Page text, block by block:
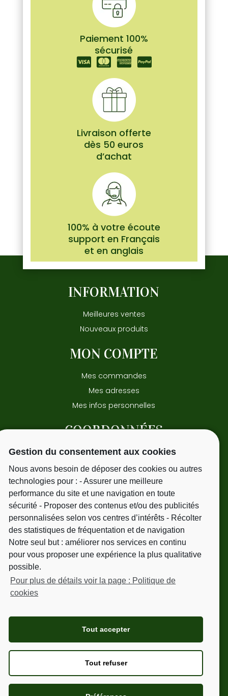
Paiement 100%
sécurisé
Livraison offerte
dès 50 euros
d’achat
100% à votre écoute
support en Français
et en anglais
INFORMATION
Meilleures ventes
Nouveaux produits
MON COMPTE
Mes commandes
Mes adresses
Mes infos personnelles
COORDONNÉES
15 avenue Pasteur
31220 - Cazeres
Tél.
06 09 51 25 41
NEWSLETTER
Votre adresse de messagerie est uniquement
utilisée pour vous envoyer les mailings. Vous
désabonnement intégré dans les mailings.
Pour en savoir plus, consultez nos mentions
Gestion du consentement aux cookies
Nous avons besoin de déposer des cookies ou autres
technologies pour : - Assurer une meilleure
performance du site et une navigation en toute
sécurité - Proposer des contenus et/ou des publicités
personnalisées selon vos centres d’intérêts - Récolter
des statistiques de fréquentation et de navigation
Notre seul but : améliorer nos services en continu
pour vous proposer une expérience la plus qualitative
possible.
Pour plus de détails voir la page : Politique de
cookies
Tout accepter
Tout refuser